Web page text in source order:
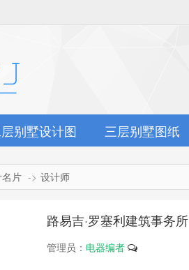
别墅设计图 三层别墅图纸
片 设计师
路易吉·罗塞利建筑事务所
管理员： 电器编者